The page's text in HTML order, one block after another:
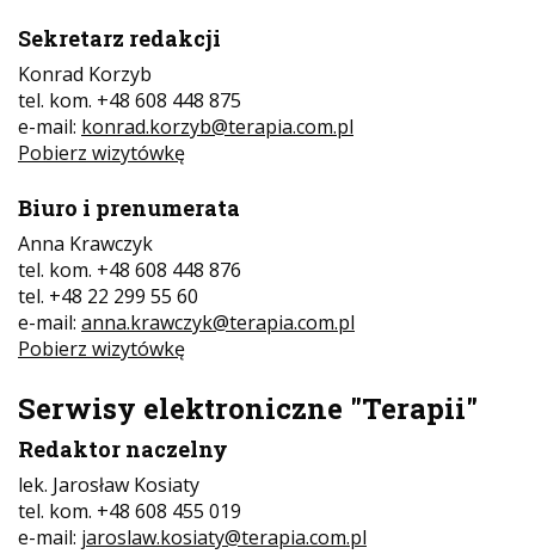
Sekretarz redakcji
Konrad Korzyb
tel. kom. +48 608 448 875
e-mail: konrad.korzyb@terapia.com.pl
Pobierz wizytówkę
Biuro i prenumerata
Anna Krawczyk
tel. kom. +48 608 448 876
tel. +48 22 299 55 60
e-mail: anna.krawczyk@terapia.com.pl
Pobierz wizytówkę
Serwisy elektroniczne "Terapii"
Redaktor naczelny
lek. Jarosław Kosiaty
tel. kom. +48 608 455 019
e-mail: jaroslaw.kosiaty@terapia.com.pl